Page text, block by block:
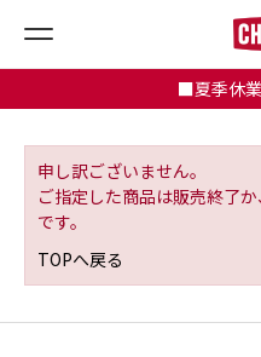
■夏季休
申し訳ございません。
ご指定した商品は販売終了
です。
TOPへ戻る